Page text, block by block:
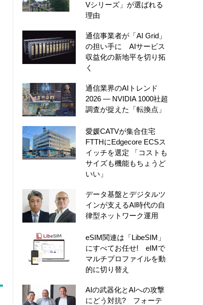
Vシリーズ」が選ばれる
理由
通信事業者が「AI Grid」
の担い手に AIサービス
収益化の新地平を切り拓
く
通信業界のAIトレンド
2026 ― NVIDIA 1000社超
調査が捉えた「転換点」
愛媛CATVが集合住宅
FTTHにEdgecore ECSス
イッチを選定 「コストも
サイズも機能もちょうど
いい」
データ基盤とデジタルツ
インが支えるAI時代の自
律型ネットワーク運用
eSIM関連は「LibeSIM」
にすべてお任せ! eIMで
マルチプロファイルを動
的に切り替え
AIの武器化とAIへの攻撃
にどう対抗? フォーテ